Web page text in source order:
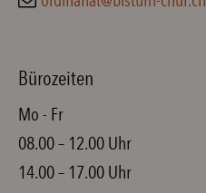
Bürozeiten
Mo - Fr
08.00 – 12.00 Uhr
14.00 – 17.00 Uhr